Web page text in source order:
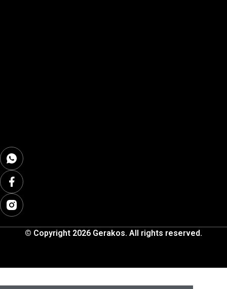
© Copyright 2026 Gerakos. All rights reserved.